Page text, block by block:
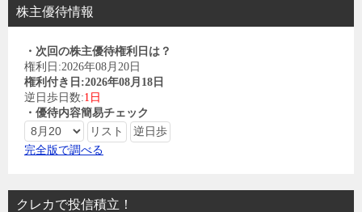
株主優待情報
・次回の株主優待権利日は？
権利日:2026年08月20日
権利付き日:2026年08月18日
逆日歩日数:1日
・優待内容簡易チェック
完全版で調べる
クレカで投信積立！